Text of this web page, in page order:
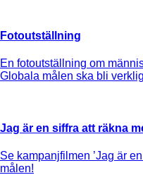
Fotoutställning
En fotoutställning om
Globala målen ska bli
Jag är en siffra att räkna
Se kampanjfilmen ’Jag är
målen!